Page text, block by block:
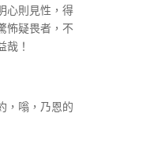
心則見性，得
怖疑畏者，不
哉！
，嗡，乃恩的